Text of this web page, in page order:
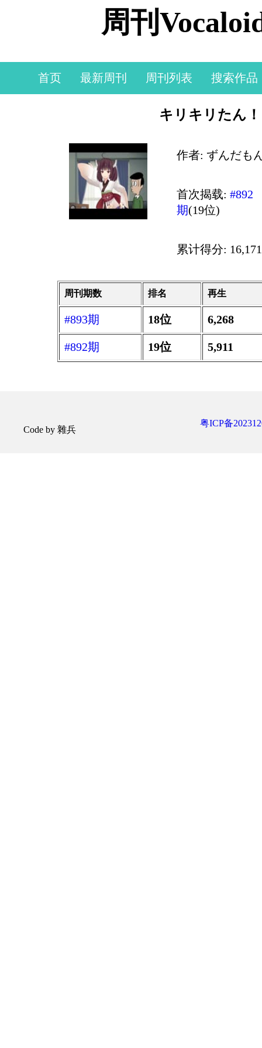
周刊
首页 最新周刊 周刊列表 搜索作品
キリキリたん！
作者: ずんだも
首次揭载: #892
期(19位)
累计得分:
周刊期数 排名 再生
#893期 18位 6,268
#892期 19位 5,911
Code by 雜兵
粤ICP备